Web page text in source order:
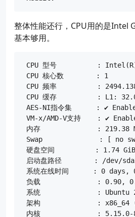
整体性能还行，CPU用的是Intel
基本够用。
CPU 型号          : Intel(R)
CPU 核心数        : 1
CPU 频率          : 2494.138
CPU 缓存          : L1:
AES-NI指令集      : ✔
VM-x/AMD-V支持    : ✔
内存              : 219.38
Swap              : [ no
硬盘空间          : 1.74
启动盘路径        : /dev/
系统在线时间      : 0 days,
负载              : 0.90,
系统              : Ubuntu
架构              : x86_64
内核              : 5.15.0-